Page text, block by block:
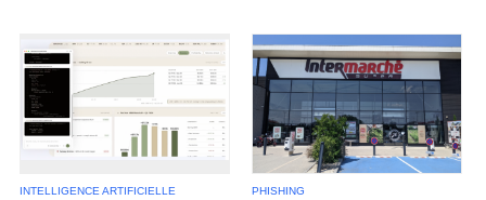
INTELLIGENCE ARTIFICIELLE PHISHING